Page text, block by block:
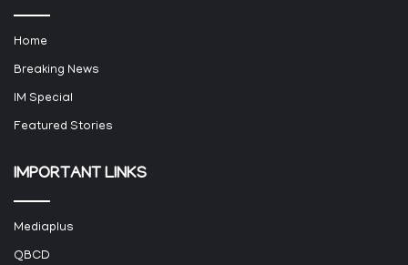
Home
Breaking News
IM Special
Featured Stories
IMPORTANT LINKS
Mediaplus
QBCD